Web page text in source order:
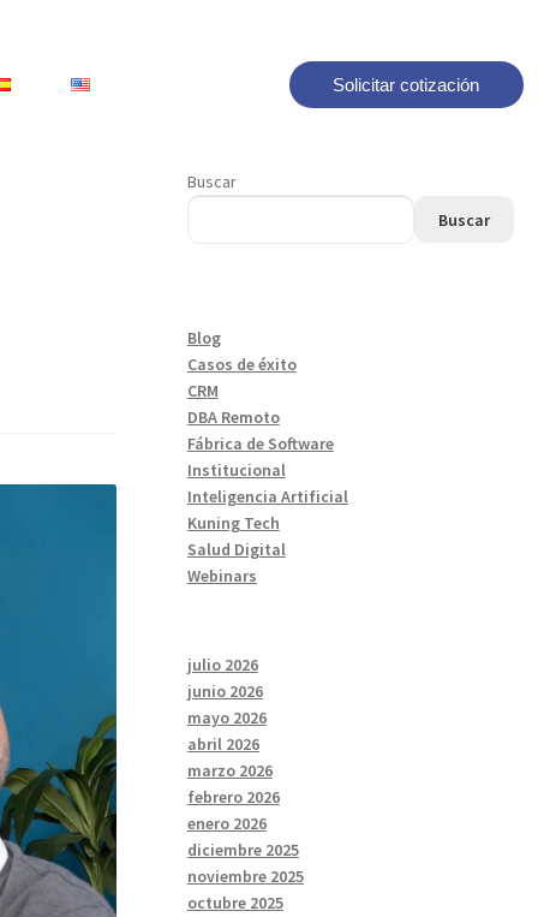
Solicitar cotización
Buscar
Buscar
Blog
Casos de éxito
CRM
DBA Remoto
Fábrica de Software
Institucional
Inteligencia Artificial
Kuning Tech
Salud Digital
Webinars
julio 2026
junio 2026
mayo 2026
abril 2026
marzo 2026
febrero 2026
enero 2026
diciembre 2025
noviembre 2025
octubre 2025